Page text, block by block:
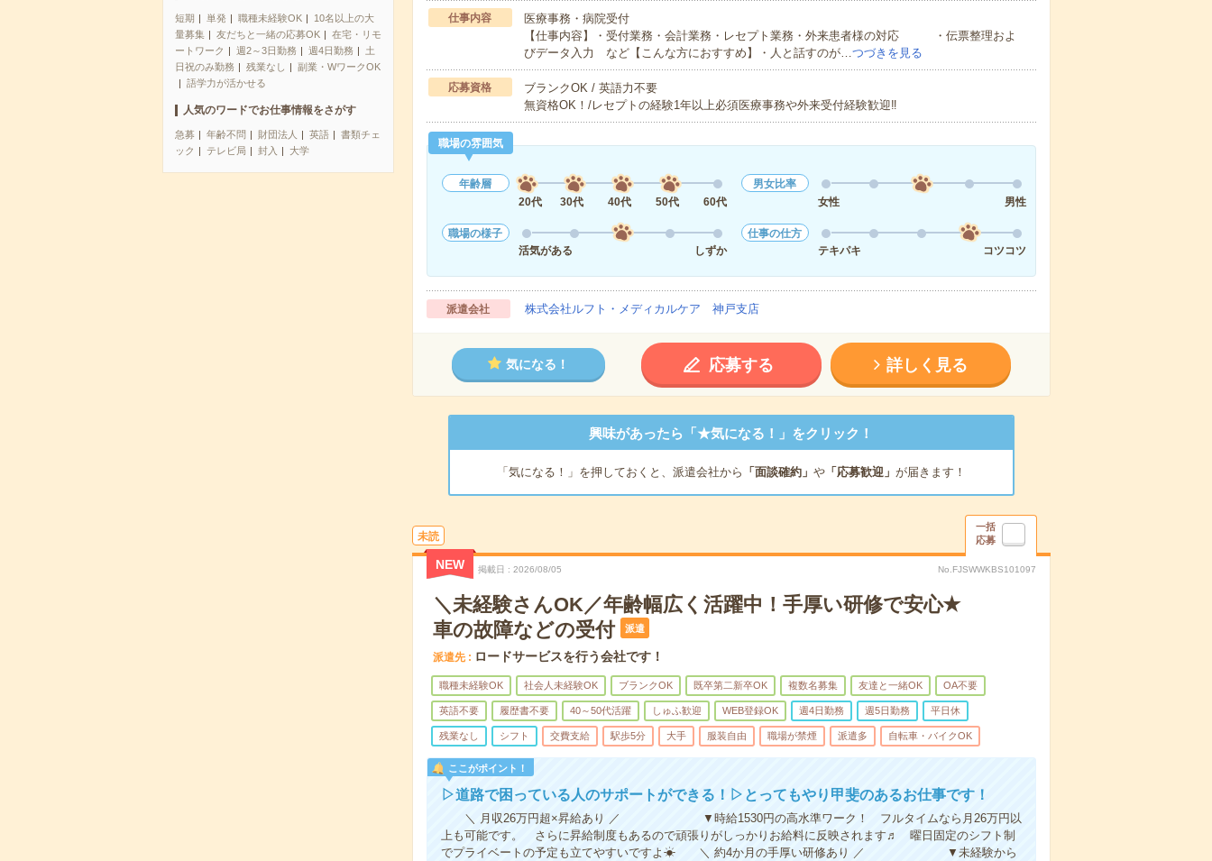
短期 単発 職種未経験OK
10名以上の大
量募集
友だちと一緒の応募OK
在宅・リモ
ートワーク
週2～3日勤務 週4日勤務
土
日祝のみ勤務
残業なし
副業・WワークOK
語学力が活かせる
人気のワードでお仕事情報をさがす
急募 年齢不問 財団法人 英語
書類チェ
ック
テレビ局 封入 大学
仕事内容
医療事務・病院受付
【仕事内容】・受付業務・会計業務・レセプト業務・外来患者様の対応 ・伝票整理およ
びデータ入力 など【こんな方におすすめ】・人と話すのが…つづきを見る
応募資格
ブランクOK / 英語力不要
無資格OK！/レセプトの経験1年以上必須医療事務や外来受付経験歓迎‼
職場の雰囲気
年齢層
20代
30代 40代 50代 60代
男女比率
女性
男性
職場の様子
活気がある
しずか
仕事の仕方
テキパキ
コツコツ
派遣会社 株式会社ルフト・メディカルケア 神戸支店
気になる！ 応募する 詳しく見る
興味があったら「★気になる！」をクリック！
「気になる！」を押しておくと、派遣会社から 「面談確約」 や「応募歓迎」 が届きます！
未読
一括
応募
NEW 掲載日 2026/08/05 No.FJSWWKBS101097
＼未経験さんOK／年齢幅広く活躍中！手厚い研修で安心✭
車の故障などの受付
派遣
派遣先 ロードサービスを行う会社です！
職種未経験OK 社会人未経験OK ブランクOK 既卒第二新卒OK 複数名募集 友達と一緒OK OA不要
英語不要 履歴書不要 40～50代活躍 しゅふ歓迎 WEB登録OK 週4日勤務 週5日勤務 平日休
残業なし シフト 交費支給 駅歩5分 大手 服装自由 職場が禁煙 派遣多 自転車・バイクOK
ここがポイント！
▷道路で困っている人のサポートができる！▷とってもやり甲斐のあるお仕事です！
＼ 月収26万円超×昇給あり ／ ▼時給1530円の高水準ワーク！ フルタイムなら月26万円以
上も可能です。 さらに昇給制度もあるので頑張りがしっかりお給料に反映されます♬ 曜日固定のシフト制
でプライベートの予定も立てやすいですよ☀ ＼ 約4か月の手厚い研修あり ／ ▼未経験から